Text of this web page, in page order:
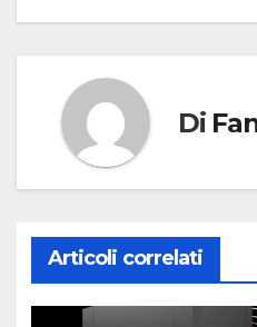
Di
Articoli correlati